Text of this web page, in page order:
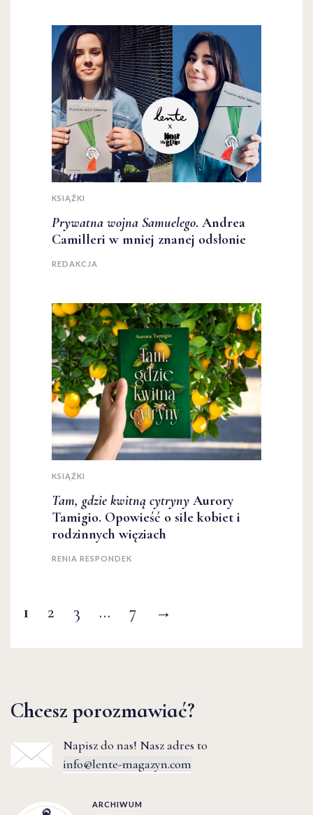
KSIĄŻKI
Prywatna wojna Samuelego. Andrea
Camilleri w mniej znanej odsłonie
REDAKCJA
KSIĄŻKI
Tam, gdzie kwitną cytryny Aurory
Tamigio. Opowieść o sile kobiet i
rodzinnych więziach
RENIA RESPONDEK
1 2 3 … 7 →
Chcesz porozmawiać?
Napisz do nas! Nasz adres to
info@lente-magazyn.com
ARCHIWUM